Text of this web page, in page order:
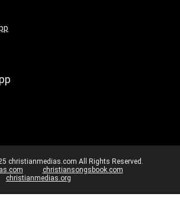
christianmedias.com All Rights Reserved.
christiansongsbook.com
christianmedias.org